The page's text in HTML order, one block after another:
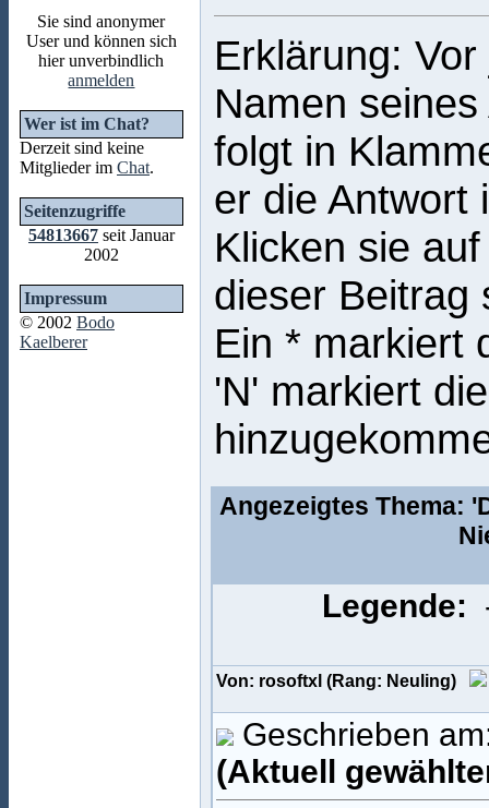
Sie sind anonymer
User und können sich
hier unverbindlich
anmelden
Wer ist im Chat?
Derzeit sind keine
Mitglieder im Chat.
Seitenzugriffe
54813667 seit Januar
2002
Impressum
© 2002 Bodo
Kaelberer
Erklärung:
Namen
folgt in
er die Antwort
Klicken sie
dieser Beitrag
Ein * markiert
'N' markiert
Angezeigtes Thema:
Legende:
Von: rosoftxl (Rang: Neuling)
Geschrieben
(Aktuell